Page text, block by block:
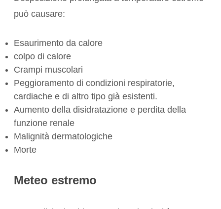
può causare:
Esaurimento da calore
colpo di calore
Crampi muscolari
Peggioramento di condizioni respiratorie,
cardiache e di altro tipo già esistenti.
Aumento della disidratazione e perdita della
funzione renale
Malignità dermatologiche
Morte
Meteo estremo